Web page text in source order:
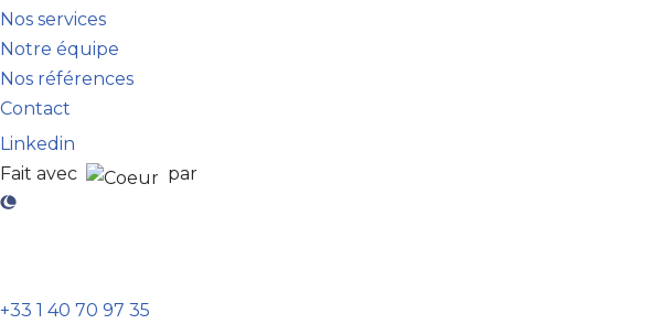
Nos services
Notre équipe
Nos références
Contact
Linkedin
Fait avec
par
+33 1 40 70 97 35